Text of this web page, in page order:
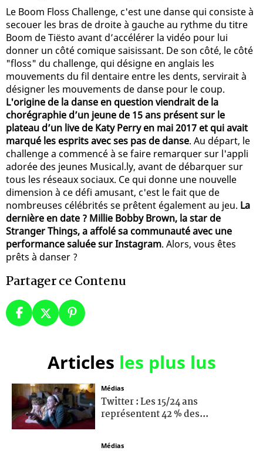
Le Boom Floss Challenge, c'est une danse qui consiste à
secouer les bras de droite à gauche au rythme du titre
Boom de Tiësto avant d’accélérer la vidéo pour lui
donner un côté comique saisissant. De son côté, le côté
"floss" du challenge, qui désigne en anglais les
mouvements du fil dentaire entre les dents, servirait à
désigner les mouvements de danse pour le coup.
L'origine de la danse en question viendrait de la
chorégraphie d’un jeune de 15 ans présent sur le
plateau d’un live de Katy Perry en mai 2017 et qui avait
marqué les esprits avec ses pas de danse. Au départ, le
challenge a commencé à se faire remarquer sur l'appli
adorée des jeunes Musical.ly, avant de débarquer sur
tous les réseaux sociaux. Ce qui donne une nouvelle
dimension à ce défi amusant, c'est le fait que de
nombreuses célébrités se prêtent également au jeu. La
dernière en date ? Millie Bobby Brown, la star de
Stranger Things, a affolé sa communauté avec une
performance saluée sur Instagram. Alors, vous êtes
prêts à danser ?
Partager ce Contenu
Articles les plus lus
Médias
Twitter : Les 15/24 ans
représentent 42 % des...
Médias